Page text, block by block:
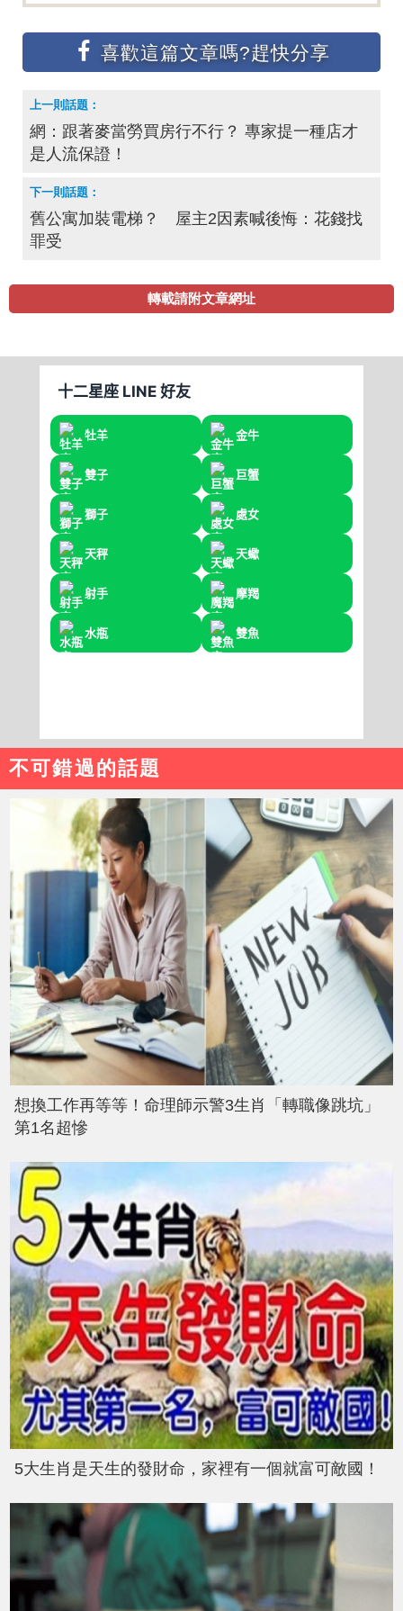
網：跟著麥當勞買房行不行？ 專家提一種店才
是人流保證！
舊公寓加裝電梯？ 屋主2因素喊後悔：花錢找
罪受
轉載請附文章網址
不可錯過的話題
想換工作再等等！命理師示警3生肖「轉職像跳坑」
第1名超慘
5大生肖是天生的發財命，家裡有一個就富可敵國！